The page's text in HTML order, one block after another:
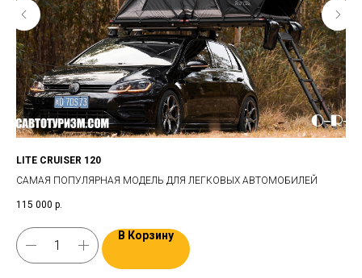
LITE CRUISER 120
САМАЯ ПОПУЛЯРНАЯ МОДЕЛЬ ДЛЯ ЛЕГКОВЫХ АВТОМОБИЛЕЙ
115 000 р.
В Корзину